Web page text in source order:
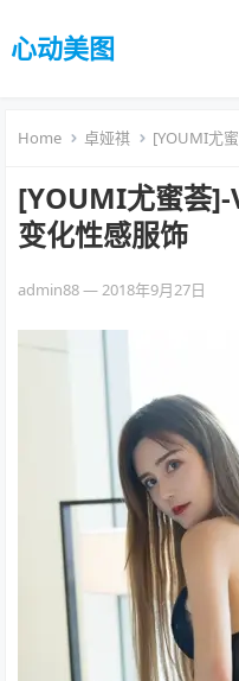
心动美图
Home 卓娅祺 [YOUMI尤
[YOUMI尤蜜荟
变化性感服饰
admin88—2018年9月27日